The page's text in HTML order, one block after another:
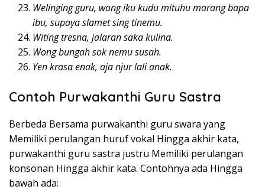
Welinging guru, wong iku kudu mituhu marang bapa
ibu, supaya slamet sing tinemu.
Witing tresna, jalaran saka kulina.
Wong bungah sok nemu susah.
Yen krasa enak, aja njur lali anak.
Contoh Purwakanthi Guru Sastra
Berbeda Bersama purwakanthi guru swara yang
Memiliki perulangan huruf vokal Hingga akhir kata,
purwakanthi guru sastra justru Memiliki perulangan
konsonan Hingga akhir kata. Contohnya ada Hingga
bawah ada: